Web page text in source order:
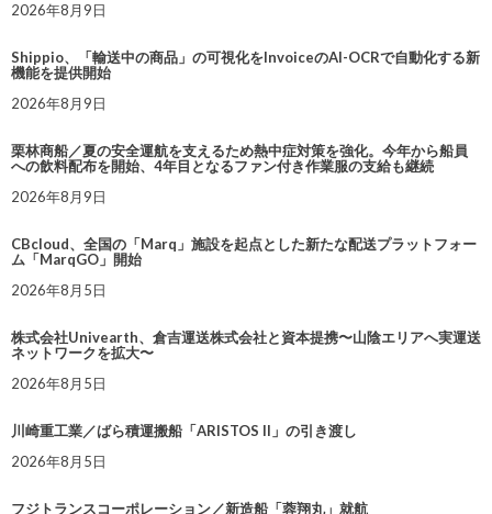
2026年8月9日
Shippio、「輸送中の商品」の可視化をInvoiceのAI-OCRで自動化する新
機能を提供開始
2026年8月9日
栗林商船／夏の安全運航を支えるため熱中症対策を強化。今年から船員
への飲料配布を開始、4年目となるファン付き作業服の支給も継続
2026年8月9日
CBcloud、全国の「Marq」施設を起点とした新たな配送プラットフォー
ム「MarqGO」開始
2026年8月5日
株式会社Univearth、倉吉運送株式会社と資本提携〜山陰エリアへ実運送
ネットワークを拡大〜
2026年8月5日
川崎重工業／ばら積運搬船「ARISTOS II」の引き渡し
2026年8月5日
フジトランスコーポレーション／新造船「蓉翔丸」就航